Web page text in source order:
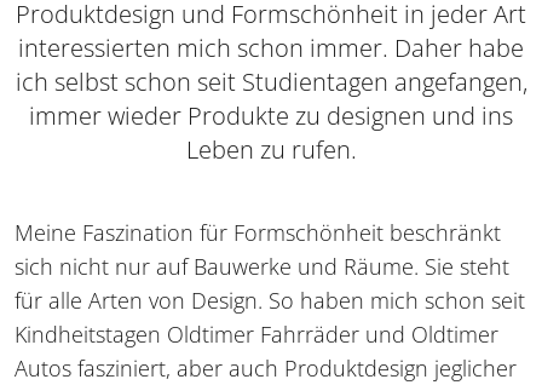
Produktdesign und Formschönheit in jeder Art
interessierten mich schon immer. Daher habe
ich selbst schon seit Studientagen angefangen,
immer wieder Produkte zu designen und ins
Leben zu rufen.
Meine Faszination für Formschönheit beschränkt
sich nicht nur auf Bauwerke und Räume. Sie steht
für alle Arten von Design. So haben mich schon seit
Kindheitstagen Oldtimer Fahrräder und Oldtimer
Autos fasziniert, aber auch Produktdesign jeglicher